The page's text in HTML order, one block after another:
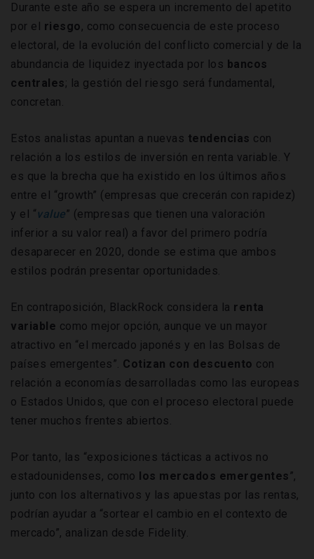
Durante este año se espera un incremento del apetito
por el riesgo, como consecuencia de este proceso
electoral, de la evolución del conflicto comercial y de la
abundancia de liquidez inyectada por los bancos
centrales; la gestión del riesgo será fundamental,
concretan.
Estos analistas apuntan a nuevas tendencias con
relación a los estilos de inversión en renta variable. Y
es que la brecha que ha existido en los últimos años
entre el “growth” (empresas que crecerán con rapidez)
y el “ value” (empresas que tienen una valoración
inferior a su valor real) a favor del primero podría
desaparecer en 2020, donde se estima que ambos
estilos podrán presentar oportunidades.
En contraposición, BlackRock considera la renta
variable como mejor opción, aunque ve un mayor
atractivo en “el mercado japonés y en las Bolsas de
países emergentes”. Cotizan con descuento con
relación a economías desarrolladas como las europeas
o Estados Unidos, que con el proceso electoral puede
tener muchos frentes abiertos.
Por tanto, las “exposiciones tácticas a activos no
estadounidenses, como
los mercados emergentes ”,
junto con los alternativos y las apuestas por las rentas,
podrían ayudar a “sortear el cambio en el contexto de
mercado”, analizan desde Fidelity.